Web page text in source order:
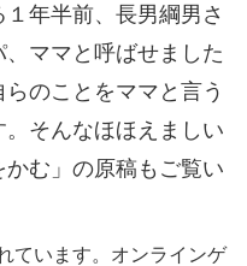
年半前、長男綱男さ
ママと呼ばせました
のことをママと言う
そんなほほえましい
む」の原稿もご覧い
ています。オンラインゲ